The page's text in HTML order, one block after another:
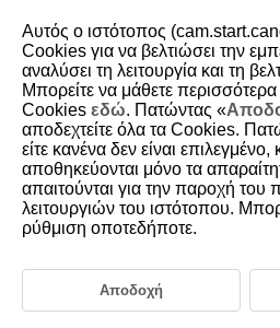
D388-165
Διαδοχική προβολή
Μπορείτε να προβάλετε τις εικόνες στην
προβολή.
Καθορίστε τις εικόνες
Για να προβάλετε όλες τις
στο βήμα 2.
Αυτός ο ιστότοπος
Cookies για να βελτιώσει την
αναλύσει τη λειτουργία και τη
Μπορείτε να μάθετε
Cookies εδώ. Πατώντας «
αποδεχτείτε όλα τα Cookies.
είτε κανένα δεν είναι
αποθηκεύονται μόνο τα
απαιτούνται για την παροχή του
λειτουργιών του ιστότοπου.
ρύθμιση οποτεδήποτε.
Αποδοχή